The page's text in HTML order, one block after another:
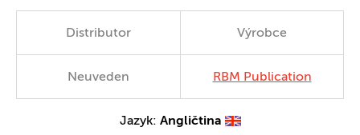
Distributor Výrobce
Neuveden RBM Publication
Jazyk: Angličtina